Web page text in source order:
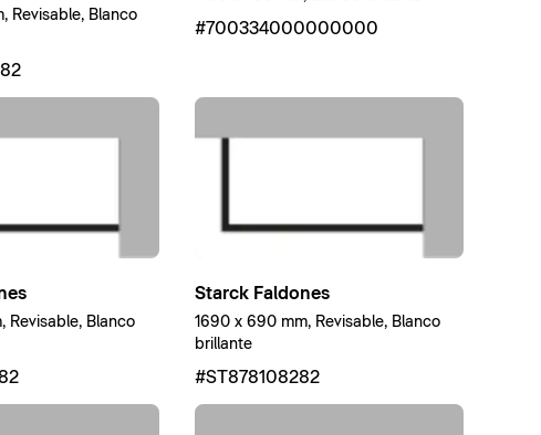
Revisable, Blanco
#700334000000000
Revisable, Blanco
Starck Faldones
1690 x 690 mm, Revisable, Blanco
brillante
#ST878108282